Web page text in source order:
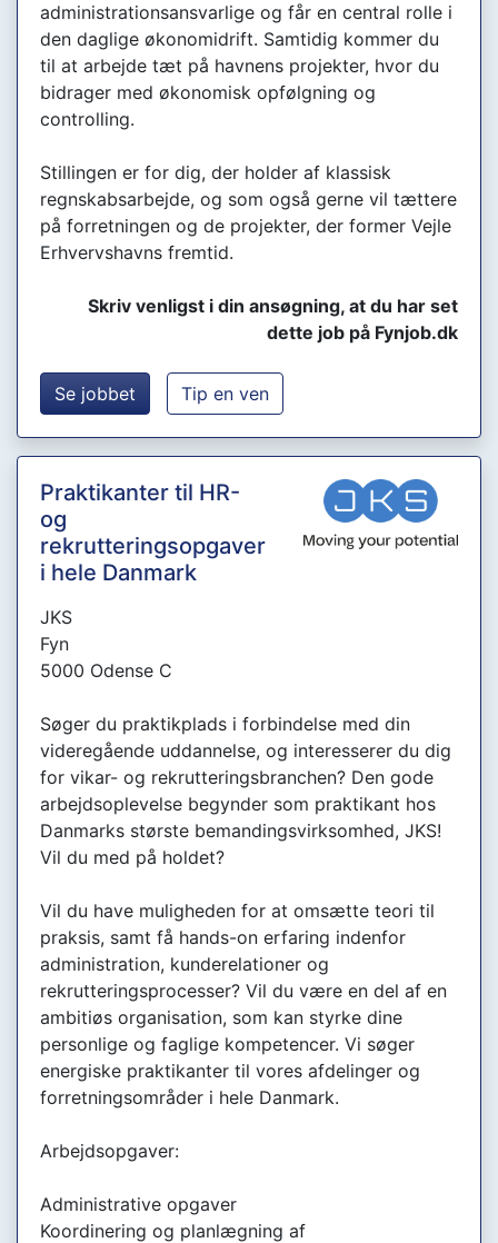
administrationsansvarlige og får en central rolle i
den daglige økonomidrift. Samtidig kommer du
til at arbejde tæt på havnens projekter, hvor du
bidrager med økonomisk opfølgning og
controlling.
Stillingen er for dig, der holder af klassisk
regnskabsarbejde, og som også gerne vil tættere
på forretningen og de projekter, der former Vejle
Erhvervshavns fremtid.
Skriv venligst i din ansøgning, at du har set
dette job på Fynjob.dk
Se jobbet Tip en ven
Praktikanter til HR-
og
rekrutteringsopgaver
i hele Danmark
JKS
Fyn
5000 Odense C
Søger du praktikplads i forbindelse med din
videregående uddannelse, og interesserer du dig
for vikar- og rekrutteringsbranchen? Den gode
arbejdsoplevelse begynder som praktikant hos
Danmarks største bemandingsvirksomhed, JKS!
Vil du med på holdet?
Vil du have muligheden for at omsætte teori til
praksis, samt få hands-on erfaring indenfor
administration, kunderelationer og
rekrutteringsprocesser? Vil du være en del af en
ambitiøs organisation, som kan styrke dine
personlige og faglige kompetencer. Vi søger
energiske praktikanter til vores afdelinger og
forretningsområder i hele Danmark.
Arbejdsopgaver:
Administrative opgaver
Koordinering og planlægning af